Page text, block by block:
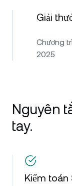
Giải
Chương
2025
Nguyên
tay.
Kiểm toán